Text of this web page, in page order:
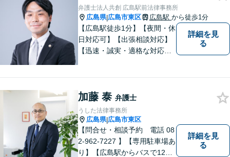
弁護士法人共創 広島駅前法律事務所
広島県|広島市東区 広島駅 から徒歩1分
【広島駅徒歩1分】【夜間・休
日対応可】【出張相談対応】
【迅速・誠実・適格な対応】
重視しています。また、弊事
務所は迅速な対応・回答を最
優先にしています。
詳細を見
る
加藤 泰 弁護士
うした法律事務所
広島県|広島市東区
【問合せ・相談予約 電話 08
2-962-7227 】【専用駐車場あ
り】【広島駅からバスで12
詳細を見
る